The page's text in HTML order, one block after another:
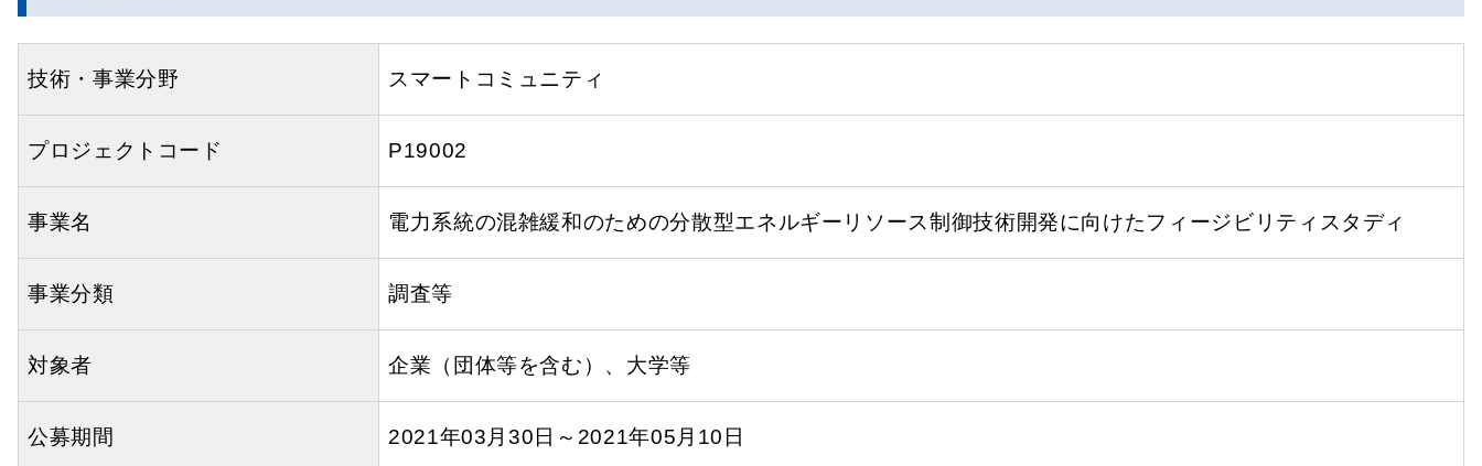
技術・事業分野 スマートコミュニティ
プロジェクトコード P19002
事業名 電力系統の混雑緩和のための分散型エネルギーリソース制御技術開発に向けたフィージビリティスタディ
事業分類 調査等
対象者 企業（団体等を含む）、大学等
公募期間 2021年03月30日～2021年05月10日